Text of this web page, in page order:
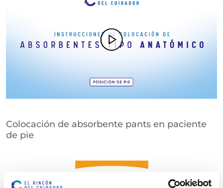
Colocación de absorbente pants en paciente
de pie